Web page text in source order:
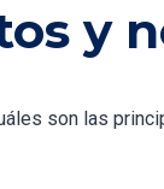
y
son las